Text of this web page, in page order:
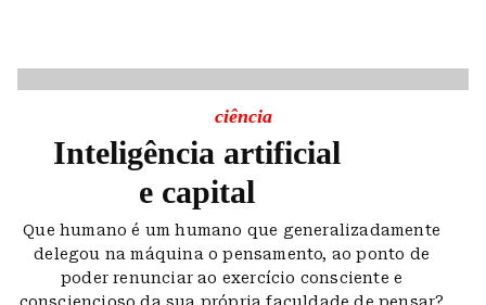
ciência
Inteligência artificial
e capital
Que humano é um humano que generalizadamente
delegou na máquina o pensamento, ao ponto de
poder renunciar ao exercício consciente e